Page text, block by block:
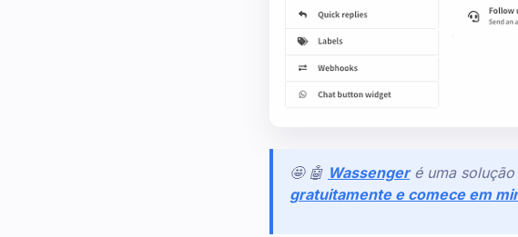
🤩 🤖 Wassenger é uma
gratuitamente e comece em